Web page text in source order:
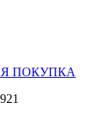
ПОКУПКА